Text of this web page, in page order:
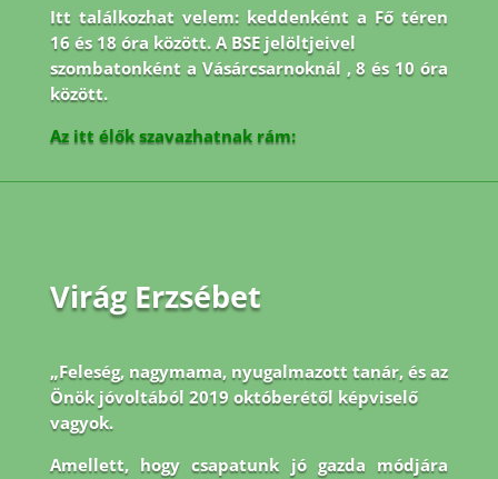
Itt találkozhat velem: keddenként a Fő téren
16 és 18 óra között. A BSE jelöltjeivel
szombatonként a Vásárcsarnoknál , 8 és 10 óra
között.
Az itt élők szavazhatnak rám:
Virág Erzsébet
„Feleség, nagymama, nyugalmazott tanár, és az
Önök jóvoltából 2019 októberétől képviselő
vagyok.
Amellett, hogy csapatunk jó gazda módjára